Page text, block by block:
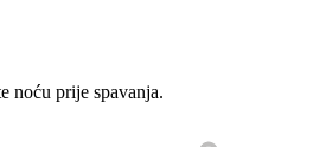
noću prije spavanja.